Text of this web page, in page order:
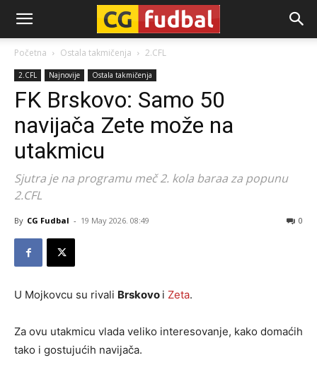
CG-
Fudbal
Početna Ostala takmičenja 2.CFL
2.CFL Najnovije Ostala takmičenja
FK Brskovo: Samo 50
navijača Zete može na
utakmicu
Sjutra je na programu meč 2. kola baraa za popunu
2.CFL
By CG Fudbal - 19 May 2026. 08:49 0
U Mojkovcu su rivali Brskovo i Zeta.
Za ovu utakmicu vlada veliko interesovanje, kako domaćih
tako i gostujućih navijača.